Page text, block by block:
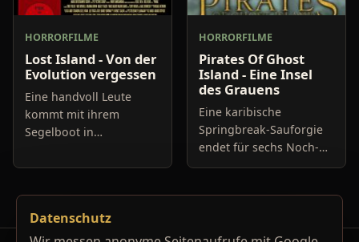
HORRORFILME
Lost Island - Von der
Evolution vergessen
Eine handvoll Leute
kommt mit ihrem
Segelboot in
auf einer einsamen
ahnen sie, dass auf dem
HORRORFILME
Pirates Of Ghost
Island - Eine Insel
des Grauens
Eine karibische
Springbreak-Sauforgie
endet für sechs Noch-
Teenager auf einer
eine richtige Ahnung zu
Jugendlichen
Datenschutz